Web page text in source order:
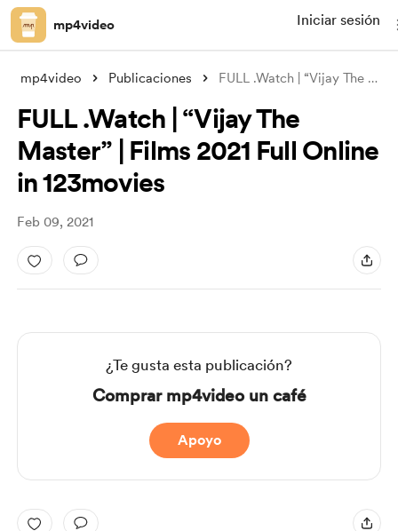
mp4video Iniciar sesión
mp4video Publicaciones FULL .Watch | “Vijay The Master” | Films
FULL .Watch | “Vijay The
Master” | Films 2021 Full Online
in 123movies
Feb 09, 2021
¿Te gusta esta publicación?
Comprar mp4video un café
Apoyo